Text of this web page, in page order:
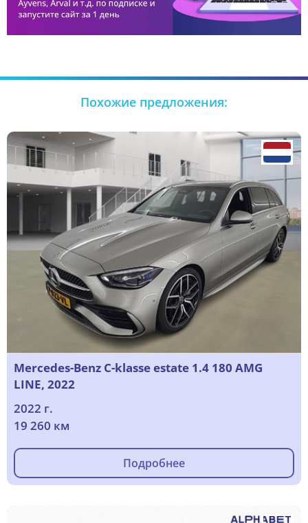
Похожие предложения:
Mercedes-Benz C-klasse estate 1.4 180 AMG
LINE, 2022
2022 г.
19 260 км
Подробнее